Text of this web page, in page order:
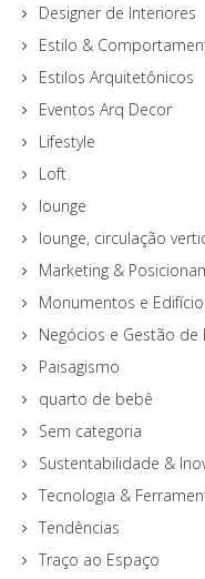
Designer de Interiores
Estilo &
Estilos Arquitetônicos
Eventos Arq Decor
Lifestyle
Loft
lounge
lounge, circulação
Marketing &
Monumentos e
Negócios e Gestão de
Paisagismo
quarto de bebê
Sem categoria
Sustentabilidade &
Tecnologia &
Tendências
Traço ao Espaço